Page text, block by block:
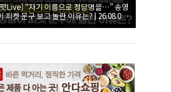
Live] “자기 이름으로 정당명을…” 송영
피켓 문구 보고 놀란 이유는? | 26.08.09
어민주당 당대표·최고위원 후보 대구·경